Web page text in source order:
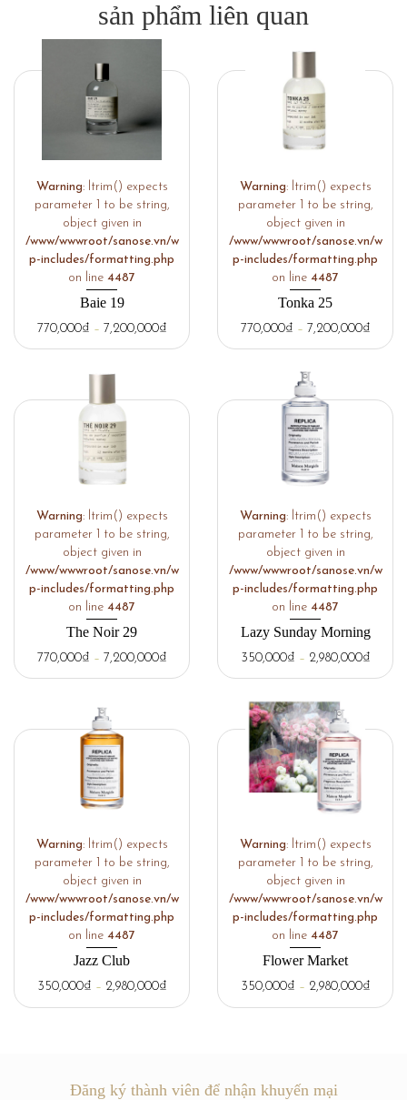
sản phẩm liên quan
Warning: ltrim() expects
parameter 1 to be string,
object given in
/www/wwwroot/sanose.vn/w
p-includes/formatting.php
on line 4487
Baie 19
770,000₫ – 7,200,000₫
Warning: ltrim() expects
parameter 1 to be string,
object given in
/www/wwwroot/sanose.vn/w
p-includes/formatting.php
on line 4487
Tonka 25
770,000₫ – 7,200,000₫
Warning: ltrim() expects
parameter 1 to be string,
object given in
/www/wwwroot/sanose.vn/w
p-includes/formatting.php
on line 4487
The Noir 29
770,000₫ – 7,200,000₫
Warning: ltrim() expects
parameter 1 to be string,
object given in
/www/wwwroot/sanose.vn/w
p-includes/formatting.php
on line 4487
Lazy Sunday Morning
350,000₫ – 2,980,000₫
Warning: ltrim() expects
parameter 1 to be string,
object given in
/www/wwwroot/sanose.vn/w
p-includes/formatting.php
on line 4487
Jazz Club
350,000₫ – 2,980,000₫
Warning: ltrim() expects
parameter 1 to be string,
object given in
/www/wwwroot/sanose.vn/w
p-includes/formatting.php
on line 4487
Flower Market
350,000₫ – 2,980,000₫
Đăng ký thành viên để nhận khuyến mại